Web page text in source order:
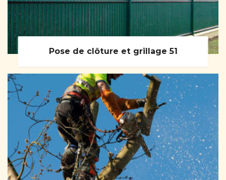
Pose de clôture et grillage 51